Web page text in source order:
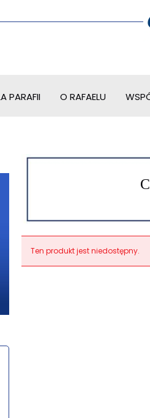
PARAFII O RAFAELU
Ten produkt jest niedostępny.